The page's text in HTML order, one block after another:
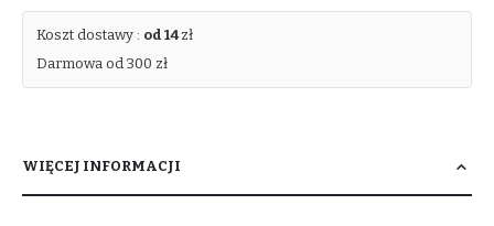
Koszt dostawy : od 14zł
Darmowa od 300 zł
WIĘCEJ INFORMACJI